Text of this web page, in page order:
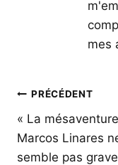
mes
Navigation
de
l’article
PRÉCÉDENT
« La
Marcos Linares
semble pas